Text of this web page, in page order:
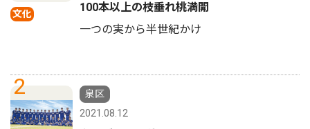
文化
100本以上の枝垂れ桃満開
一つの実から半世紀かけ
2
泉区
2021.08.12